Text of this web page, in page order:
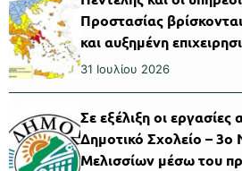
Προστασίας
και αυξημένη
31 Ιουλίου 2026
Σε εξέλιξη οι
Δημοτικό Σχολείο – 3ο
Μελισσίων μέσω του